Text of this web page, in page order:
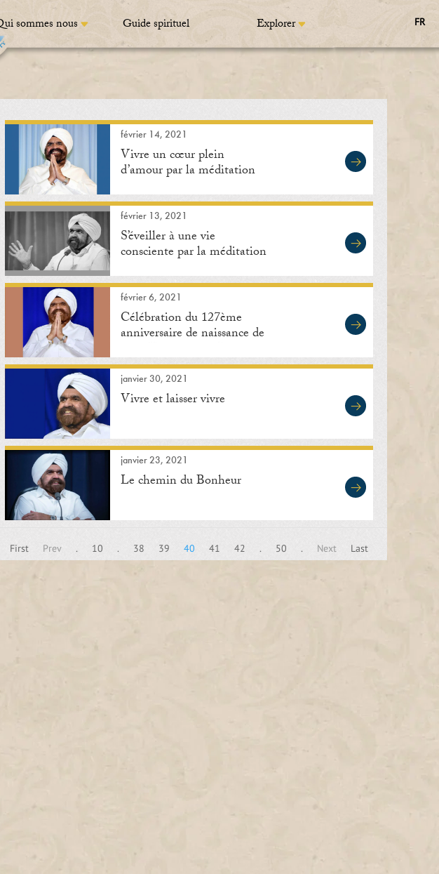
sommes nous Guide spirituel Explorer FR
février 14, 2021
Vivre un cœur plein
d’amour par la méditation
février 13, 2021
S’éveiller à une vie
consciente par la méditation
février 6, 2021
Célébration du 127ème
anniversaire de naissance de
Maharaj
janvier 30, 2021
Vivre et laisser vivre
janvier 23, 2021
Le chemin du Bonheur
First Prev . 10 . 38 39 40 41 42 . 50 . Next Last